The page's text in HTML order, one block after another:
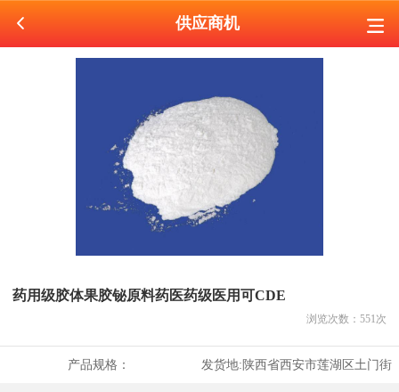
供应商机
药用级胶体果胶铋原料药医药级医用可CDE
浏览次数： 551 次
产品规格： 发货地:陕西省西安市莲湖区土门街